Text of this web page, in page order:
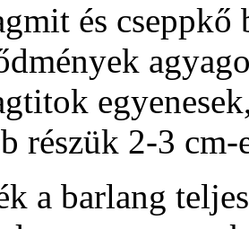
és cseppkő
részük 2-3
a barlang